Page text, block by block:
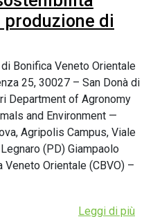
di
Bonifica Veneto Orientale
25, 30027 – San Donà di
Department of Agronomy
and Environment —
Agripolis Campus, Viale
(PD) Giampaolo
Orientale (CBVO) –
Leggi di più